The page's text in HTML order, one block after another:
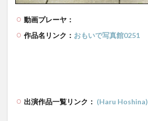
動画プレーヤ：
作品名リンク： おもいで写真館0251
出演作品一覧リンク： (Haru Hoshina)